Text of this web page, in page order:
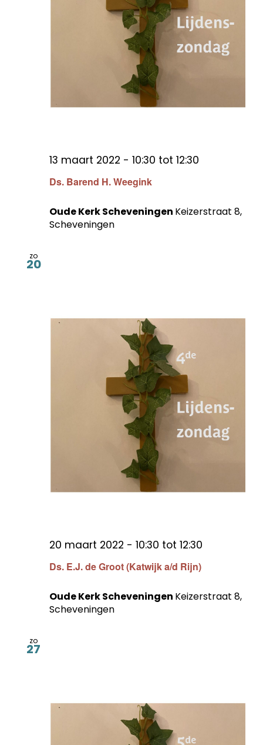
Ds. Barend H. Weegink
13 maart 2022 - 10:30 tot 12:30
Oude Kerk Scheveningen Keizerstraat 8,
Scheveningen
zo
20
Ds. E.J. de Groot (Katwijk a/d Rijn)
20 maart 2022 - 10:30 tot 12:30
Oude Kerk Scheveningen Keizerstraat 8,
Scheveningen
zo
27